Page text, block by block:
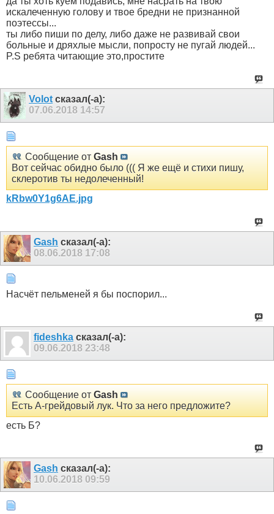
искалеченную голову и твое бредни не признанной
поэтессы...
ты либо пиши по делу, либо даже не развивай свои
больные и дряхлые мысли, попросту не пугай людей...
P.S ребята читающие это,простите
Volot сказал(-а):
07.06.2018 14:57
Сообщение от Gash
Вот сейчас обидно было ((( Я же ещё и стихи пишу,
склеротив ты недолеченный!
kRbw0Y1g6AE.jpg
Gash сказал(-а):
08.06.2018 17:08
Насчёт пельменей я бы поспорил...
fideshka сказал(-а):
09.06.2018 23:48
Сообщение от Gash
Есть А-грейдовый лук. Что за него предложите?
есть Б?
Gash сказал(-а):
10.06.2018 09:59